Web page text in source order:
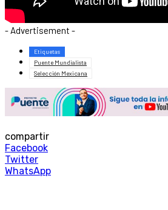
- Advertisement -
Etiquetas
Puente Mundialista
Selección Mexicana
compartir
Facebook
Twitter
WhatsApp